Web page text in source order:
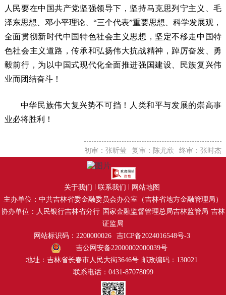
人民要在中国共产党坚强领导下，坚持马克思列宁主义、毛
泽东思想、邓小平理论、“三个代表”重要思想、科学发展观，
全面贯彻新时代中国特色社会主义思想，坚定不移走中国特
色社会主义道路，传承和弘扬伟大抗战精神，踔厉奋发、勇
毅前行，为以中国式现代化全面推进强国建设、民族复兴伟
业而团结奋斗！
中华民族伟大复兴势不可挡！人类和平与发展的崇高事
业必将胜利！
初审：张昕莹 复审：陈尤欣 终审：张时杰
关于我们 联系我们
网站地图
主办单位：中共吉林省委金融委员会办公室（吉林省地方金融管理局）
协办单位：人民银行吉林省分行 国家金融监督管理总局吉林监管局 吉林
证监局
网站标识码：2200000026
吉ICP备2024016548号-3
吉公网安备22000002000039号
地址：吉林省长春市人民大街3646号 邮政编码：130021
联系电话：0431-87078099